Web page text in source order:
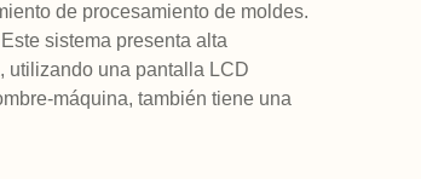
de procesamiento de moldes.
sistema presenta alta
utilizando una pantalla LCD
máquina, también tiene una